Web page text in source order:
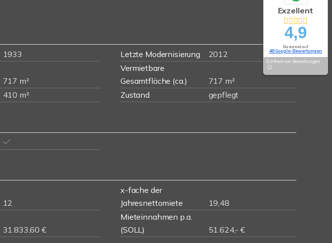
1933 Letzte Modernisierung 2012
717 m²
Vermietbare
Gesamtfläche (ca.)
717 m²
410 m² Zustand gepflegt
12
x-fache der
Jahresnettomiete
19,48
31.833,60 €
Mieteinnahmen p.a.
(SOLL)
51.624,- €
Exzellent
4,9
Basierend auf
48 Google-Bewertungen
Echtheit von Bewertungen